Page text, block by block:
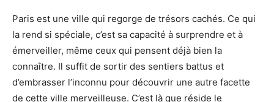
Paris est une ville qui regorge de trésors cachés. Ce qui
la rend si spéciale, c’est sa capacité à surprendre et à
émerveiller, même ceux qui pensent déjà bien la
connaître. Il suffit de sortir des sentiers battus et
d’embrasser l’inconnu pour découvrir une autre facette
de cette ville merveilleuse. C’est là que réside le